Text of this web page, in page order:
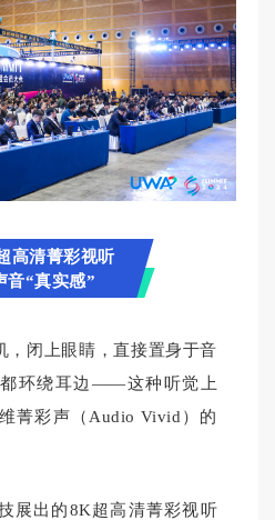
高清菁彩视听
音“真实感”
，闭上眼睛，直接置身于音
都环绕耳边——这种听觉上
菁彩声（Audio Vivid）的
展出的8K超高清菁彩视听